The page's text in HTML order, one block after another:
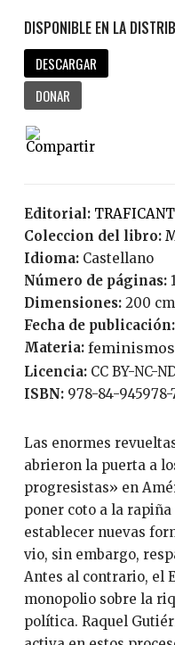
DESCARGAR
DONAR
Editorial:
Coleccion del libro:
Idioma:
Castellano
Número de páginas:
Dimensiones: 200
Fecha de publicación:
Materia: feminismos
Licencia:
CC BY-NC-
ISBN:
978-84-
Las enormes revueltas de principios de siglo
abrieron la puerta a
progresistas» en
poner coto a la
establecer nuevas
vio, sin embargo,
Antes al contrario, el
monopolio sobre la
política. Raquel